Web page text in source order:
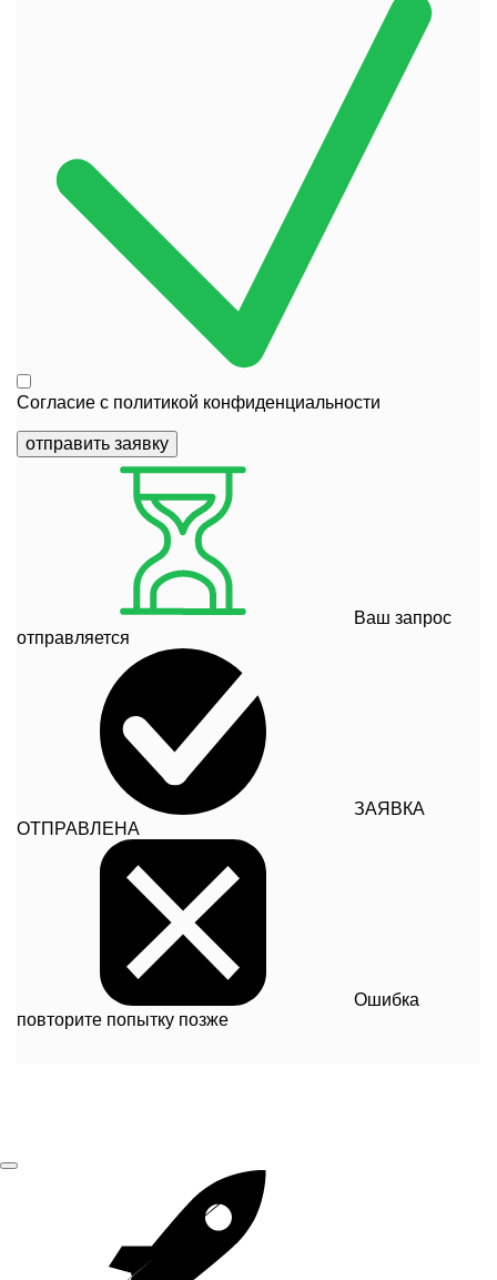
Согласие с политикой конфиденциальности
отправить заявку
Ваш запрос
отправляется
ЗАЯВКА
ОТПРАВЛЕНА
Ошибка
повторите попытку позже